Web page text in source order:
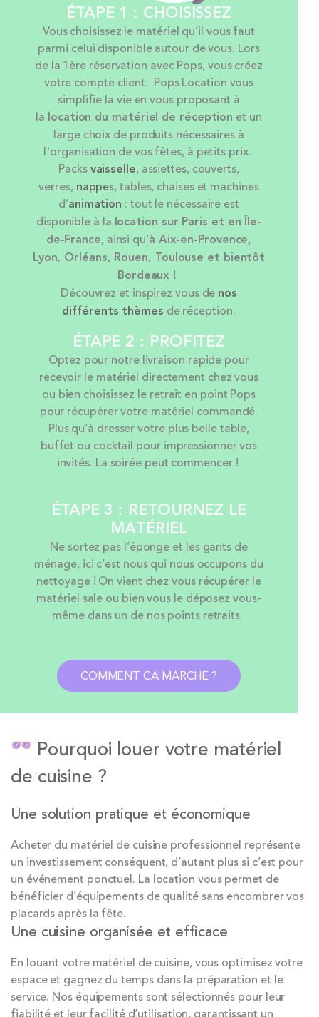
ÉTAPE 1 : CHOISISSEZ
Vous choisissez le matériel qu’il vous faut
parmi celui disponible autour de vous. Lors
de la 1ère réservation avec Pops, vous créez
votre compte client. Pops Location vous
simplifie la vie en vous proposant à
la location du matériel de réception et un
large choix de produits nécessaires à
l'organisation de vos fêtes, à petits prix.
Packsvaisselle, assiettes, couverts,
verres, nappes, tables, chaises et machines
d’animation : tout le nécessaire est
disponible à la location sur Paris et en Île-
de-France, ainsi qu’à Aix-en-Provence,
Lyon, Orléans, Rouen, Toulouse et bientôt
Bordeaux !
Découvrez et inspirez vous de nos
différents thèmes de réception.
ÉTAPE 2 : PROFITEZ
Optez pour notre livraison rapide pour
recevoir le matériel directement chez vous
ou bien choisissez le retrait en point Pops
pour récupérer votre matériel commandé.
Plus qu’à dresser votre plus belle table,
buffet ou cocktail pour impressionner vos
invités. La soirée peut commencer !
ÉTAPE 3 : RETOURNEZ LE
MATÉRIEL
Ne sortez pas l’éponge et les gants de
ménage, ici c’est nous qui nous occupons du
nettoyage ! On vient chez vous récupérer le
matériel sale ou bien vous le déposez vous-
même dans un de nos points retraits.
COMMENT CA MARCHE ?
Pourquoi louer votre matériel
de cuisine ?
Une solution pratique et économique
Acheter du matériel de cuisine professionnel représente
un investissement conséquent, d’autant plus si c’est pour
un événement ponctuel. La location vous permet de
bénéficier d’équipements de qualité sans encombrer vos
placards après la fête.
Une cuisine organisée et efficace
En louant votre matériel de cuisine, vous optimisez votre
espace et gagnez du temps dans la préparation et le
service. Nos équipements sont sélectionnés pour leur